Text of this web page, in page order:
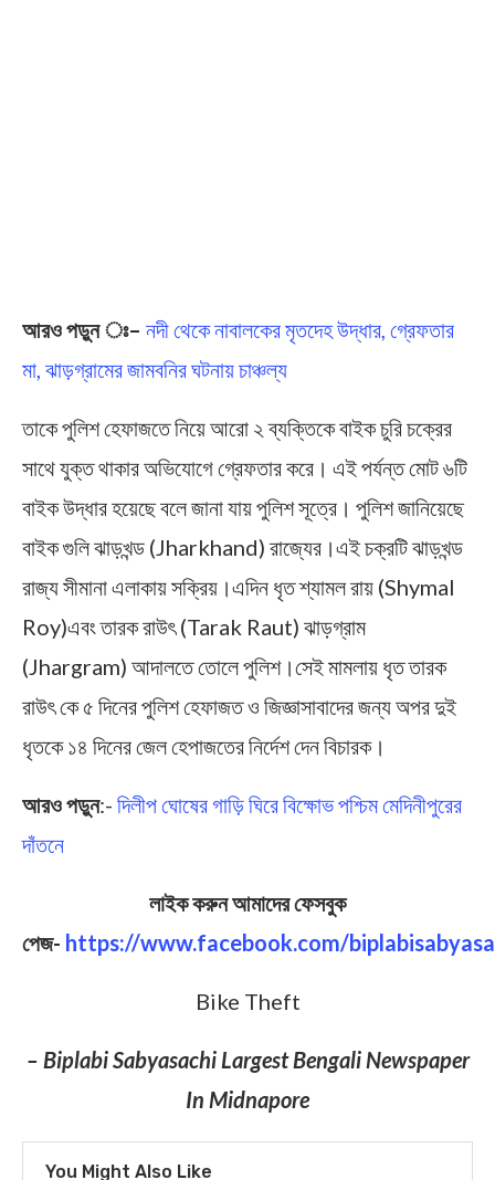
আরও পড়ুন ঃ– নদী থেকে নাবালকের মৃতদেহ উদ্ধার, গ্রেফতার
মা, ঝাড়গ্রামের জামবনির ঘটনায় চাঞ্চল্য
তাকে পুলিশ হেফাজতে নিয়ে আরো ২ ব্যক্তিকে বাইক চুরি চক্রের
সাথে যুক্ত থাকার অভিযোগে গ্রেফতার করে। এই পর্যন্ত মোট ৬টি
বাইক উদ্ধার হয়েছে বলে জানা যায় পুলিশ সূত্রে। পুলিশ জানিয়েছে
বাইক গুলি ঝাড়খন্ড (Jharkhand) রাজ্যের।এই চক্রটি ঝাড়খন্ড
রাজ্য সীমানা এলাকায় সক্রিয়।এদিন ধৃত শ্যামল রায় (Shymal
Roy)এবং তারক রাউৎ (Tarak Raut) ঝাড়গ্রাম
(Jhargram) আদালতে তোলে পুলিশ।সেই মামলায় ধৃত তারক
রাউৎ কে ৫ দিনের পুলিশ হেফাজত ও জিজ্ঞাসাবাদের জন্য অপর দুই
ধৃতকে ১৪ দিনের জেল হেপাজতের নির্দেশ দেন বিচারক।
আরও পড়ুন:- দিলীপ ঘোষের গাড়ি ঘিরে বিক্ষোভ পশ্চিম মেদিনীপুরের
দাঁতনে
লাইক করুন আমাদের ফেসবুক
পেজ- https://www.facebook.com/
Bike Theft
– Biplabi Sabyasachi Largest Bengali Newspaper
In Midnapore
You Might Also Like